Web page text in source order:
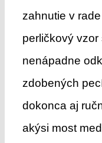
zahnutie v
perličkový
nenápadne
zdobených
dokonca aj
akýsi most